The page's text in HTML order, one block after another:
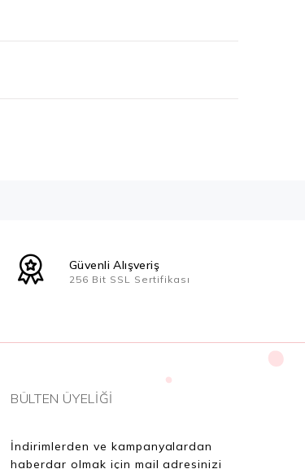
Güvenli Alışveriş
256 Bit SSL Sertifikası
BÜLTEN ÜYELİĞİ
İndirimlerden ve kampanyalardan
haberdar olmak için mail adresinizi